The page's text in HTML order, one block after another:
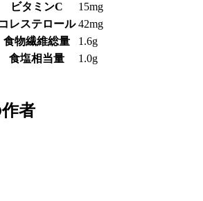
ビタミンC
15mg
コレステロール 42mg
食物繊維総量
1.6g
食塩相当量
1.0g
者